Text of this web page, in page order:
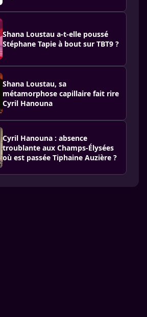
Shana Loustau a-t-elle poussé
Stéphane Tapie à bout sur TBT9 ?
Shana Loustau, sa
métamorphose capillaire fait rire
Cyril Hanouna
Cyril Hanouna : absence
troublante aux Champs-Élysées
où est passée Tiphaine Auzière ?